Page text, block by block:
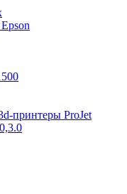
принтеры ProJet